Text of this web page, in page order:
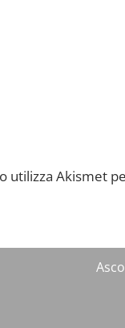
utilizza Akismet